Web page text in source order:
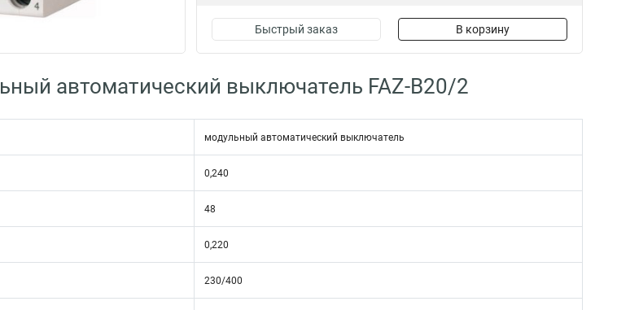
Быстрый заказ В корзину
автоматический выключатель FAZ-B20/2
модульный автоматический выключатель
0,240
48
0,220
230/400